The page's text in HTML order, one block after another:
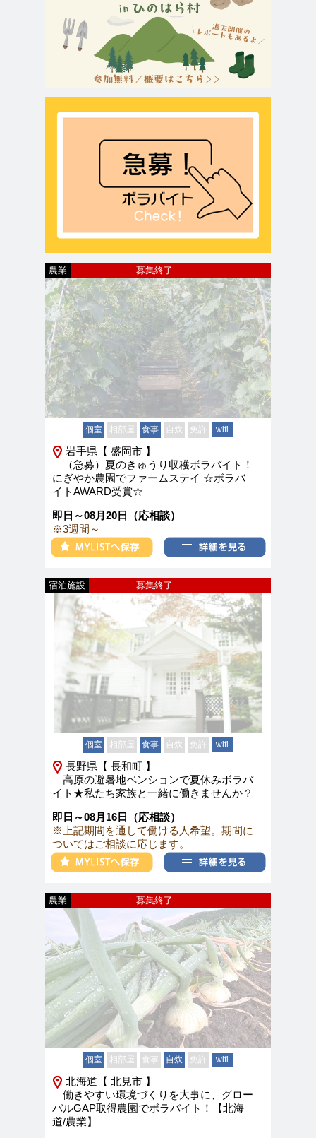
募集終了
農業
個室 相部屋 食事 自炊 免許 wifi
岩手県【 盛岡市 】
（急募）夏のきゅうり収穫ボラバイト！
にぎやか農園でファームステイ ☆ボラバ
イトAWARD受賞☆
即日～08月20日（応相談）
※3週間～
募集終了
宿泊施設
個室 相部屋 食事 自炊 免許 wifi
長野県【 長和町 】
高原の避暑地ペンションで夏休みボラバ
イト★私たち家族と一緒に働きませんか？
即日～08月16日（応相談）
※上記期間を通して働ける人希望。期間に
ついてはご相談に応じます。
募集終了
農業
個室 相部屋 食事 自炊 免許 wifi
北海道【 北見市 】
働きやすい環境づくりを大事に、グロー
バルGAP取得農園でボラバイト！【北海
道/農業】